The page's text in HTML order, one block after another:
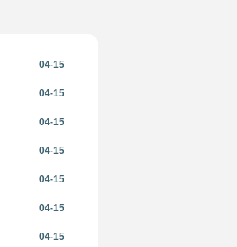
04-15
04-15
04-15
04-15
04-15
04-15
04-15